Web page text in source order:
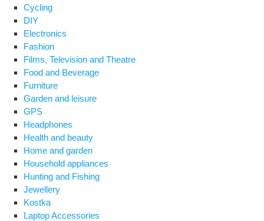
Cycling
DIY
Electronics
Fashion
Films, Television and Theatre
Food and Beverage
Furniture
Garden and leisure
GPS
Headphones
Health and beauty
Home and garden
Household appliances
Hunting and Fishing
Jewellery
Kostka
Laptop Accessories